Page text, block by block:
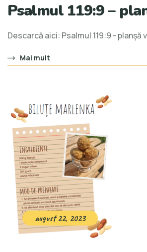
Psalmul 119:9 –
Descarcă aici: Psalmul 119:9 - planșă
Mai mult
august 22, 2023